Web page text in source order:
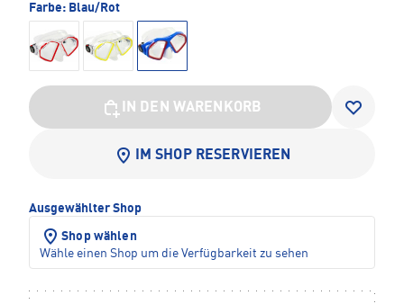
Farbe: Blau/Rot
IN DEN WARENKORB
IM SHOP RESERVIEREN
Ausgewählter Shop
Shop wählen
Wähle einen Shop um die Verfügbarkeit zu sehen